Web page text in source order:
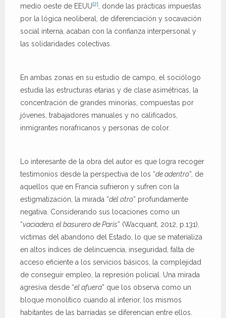
medio oeste de EEUU[2]
, donde las prácticas impuestas
por la lógica neoliberal, de diferenciación y socavación
social interna, acaban con la confianza interpersonal y
las solidaridades colectivas.
En ambas zonas en su estudio de campo, el sociólogo
estudia las estructuras etarias y de clase asimétricas, la
concentración de grandes minorías, compuestas por
jóvenes, trabajadores manuales y no calificados,
inmigrantes norafricanos y personas de color.
Lo interesante de la obra del autor es que logra recoger
testimonios desde la perspectiva de los “de adentro”, de
aquellos que en Francia sufrieron y sufren con la
estigmatización, la mirada “del otro” profundamente
negativa. Considerando sus locaciones como un
“vaciadero, el basurero de París” (Wacquant, 2012, p.131),
víctimas del abandono del Estado, lo que se materializa
en altos índices de delincuencia, inseguridad, falta de
acceso eficiente a los servicios básicos, la complejidad
de conseguir empleo, la represión policial. Una mirada
agresiva desde “el afuera” que los observa como un
bloque monolítico cuando al interior, los mismos
habitantes de las barriadas se diferencian entre ellos.